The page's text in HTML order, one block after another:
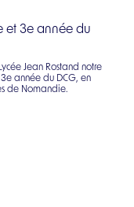
et 3e année du
Jean Rostand notre
3e année du DCG, en
de Nomandie.